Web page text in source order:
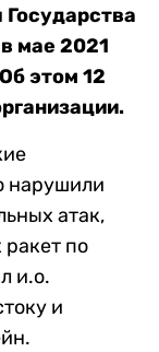
Государства
мае 2021
этом 12
нарушили
атак,
по
и.о.
и